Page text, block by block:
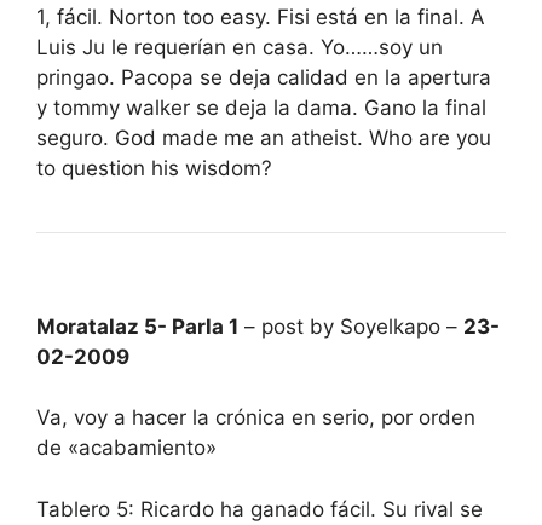
1, fácil. Norton too easy. Fisi está en la final. A
Luis Ju le requerían en casa. Yo……soy un
pringao. Pacopa se deja calidad en la apertura
y tommy walker se deja la dama. Gano la final
seguro. God made me an atheist. Who are you
to question his wisdom?
Moratalaz 5- Parla 1 – post by Soyelkapo – 23-
02-2009
Va, voy a hacer la crónica en serio, por orden
de «acabamiento»
Tablero 5: Ricardo ha ganado fácil. Su rival se